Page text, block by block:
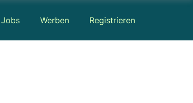
Jobs Werben Registrieren